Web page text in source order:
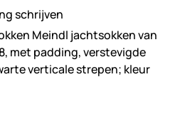
schrijven